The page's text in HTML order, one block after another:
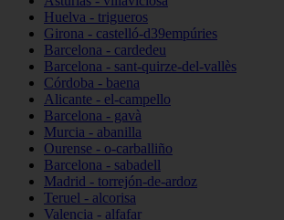
Huelva - trigueros
Girona - castelló-d39empúries
Barcelona - cardedeu
Barcelona - sant-quirze-del-vallès
Córdoba - baena
Alicante - el-campello
Barcelona - gavà
Murcia - abanilla
Ourense - o-carballiño
Barcelona - sabadell
Madrid - torrejón-de-ardoz
Teruel - alcorisa
Valencia - alfafar